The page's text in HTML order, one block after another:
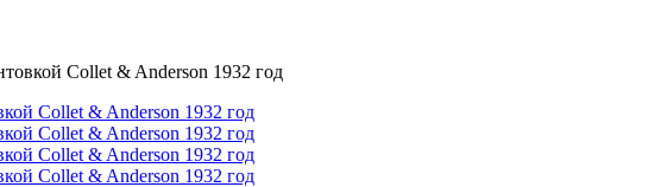
Collet & Anderson 1932 год